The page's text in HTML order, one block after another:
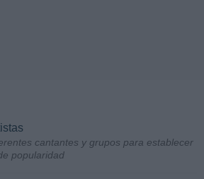
cantantes y grupos para establecer
popularidad